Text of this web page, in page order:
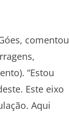
comentou
“Estou
Este eixo
Aqui